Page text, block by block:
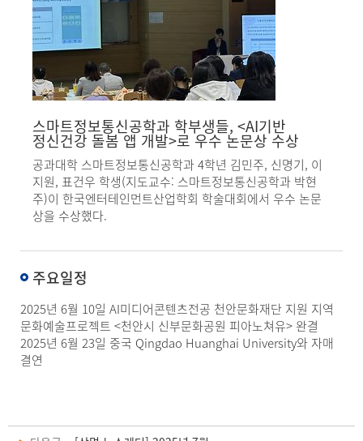
스마트정보통신공학과 학부생들, <AI기반
정신건강 돌봄 앱 개발>로 우수 논문상 수상
공과대학 스마트정보통신공학과 4학년 김민주, 신명기, 이
지원, 표건우 학생(지도교수: 스마트정보통신공학과 박현
주)이 한국엔터테인먼트산업학회 학술대회에서 우수 논문
상을 수상했다.
주요일정
2025년 6월 10일 AI미디어콘텐츠전공 천안문화재단 지원 지역
문화예술프로젝트 <천안시 신부문화공원 피아노쳐유> 완결
2025년 6월 23일 중국 Qingdao Huanghai University와 자매
결연